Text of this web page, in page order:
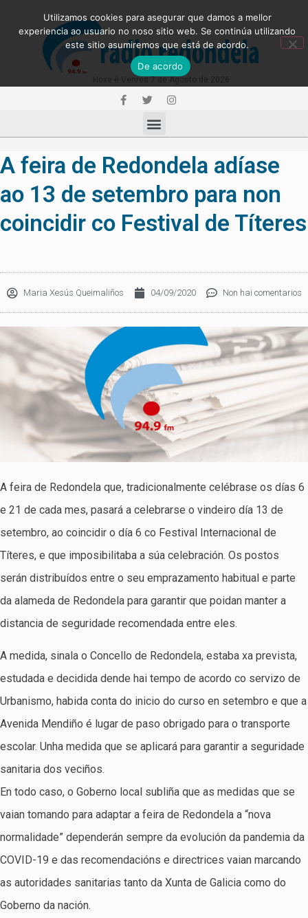
A feira de Redondela adíase
ao 13 de setembro para non
coincidir co Festival de Títeres
Maria Xesús Queimaliños 04/09/2020 Non hai comentarios
A feira de Redondela que, tradicionalmente celébrase os días 6
e 21 de cada mes, pasará a celebrarse o vindeiro día 13 de
setembro, ao coincidir o día 6 co Festival Internacional de
Títeres, e que imposibilitaba a súa celebración. Os postos
serán distribuídos entre o seu emprazamento habitual e parte
da alameda de Redondela para garantir que poidan manter a
distancia de seguridade recomendada entre eles.
A medida, sinala o Concello de Redondela, estaba xa prevista,
estudada e decidida dende hai tempo de acordo co servizo de
Urbanismo, habida conta do inicio do curso en setembro e que a
Avenida Mendiño é lugar de paso obrigado para o transporte
escolar. Unha medida que se aplicará para garantir a seguridade
sanitaria dos veciños.
En todo caso, o Goberno local subliña que as medidas que se
vaian tomando para adaptar a feira de Redondela a “nova
normalidade” dependerán sempre da evolución da pandemia da
COVID-19 e das recomendacións e directrices vaian marcando
as autoridades sanitarias tanto da Xunta de Galicia como do
Goberno da nación.
Utilizamos cookies para asegurar que damos a mellor
experiencia ao usuario no noso sitio web. Se continúa utilizando
este sitio asumiremos que está de acordo.
De acordo